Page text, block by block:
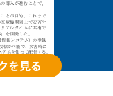
を見る